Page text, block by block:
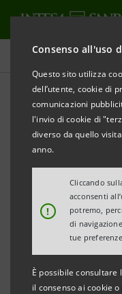
Consenso all'uso
Questo sito utilizza
dell’utente, cookie di
comunicazioni
l'invio di cookie di
diverso da quello
anno.
!
Cliccando
acconsenti
potremo,
di
tue
È possibile
il consenso ai cookie
Tutti i progetti
SOCIALE
Il